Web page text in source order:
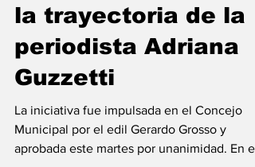
aprobó un proyecto
de reconocimiento a
la trayectoria de la
periodista Adriana
Guzzetti